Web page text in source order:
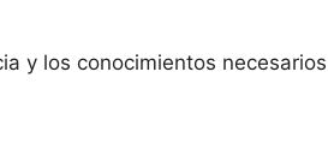
y los conocimientos